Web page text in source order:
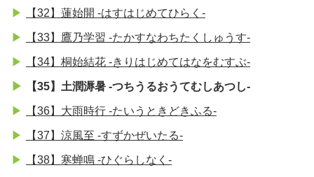
【32】蓮始開 -はすはじめてひらく-
【33】鷹乃学習 -たかすなわちたくしゅうす-
【34】桐始結花 -きりはじめてはなをむすぶ-
【35】土潤溽暑 -つちうるおうてむしあつし-
【36】大雨時行 -たいうときどきふる-
【37】涼風至 -すずかぜいたる-
【38】寒蝉鳴 -ひぐらしなく-